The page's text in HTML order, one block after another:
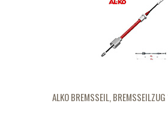
ALKO BREMSSEIL,